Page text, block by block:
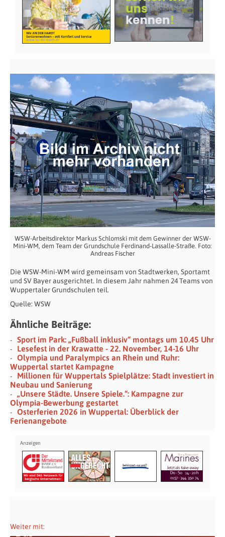
WSW-Arbeitsdirektor Markus Schlomski mit dem Gewinner der WSW-
Mini-WM, dem Team der Grundschule Ferdinand-Lassalle-Straße. Foto:
Andreas Fischer
Die WSW-Mini-WM wird gemeinsam von Stadtwerken, Sportamt
und SV Bayer ausgerichtet. In diesem Jahr nahmen 24 Teams von
Wuppertaler Grundschulen teil.
Quelle: WSW
Ähnliche Beiträge:
Sport im Park: „Fußball inklusiv“ montags um 10.45 Uhr
Lesefest in der Krawatte - 22. November, 14-16 Uhr
Olympia und Paralympics an Rhein und Ruhr:
Wuppertal startet Kampagne
Millionen für Wuppertals Spielplätze: Stadt investiert in
Neubau und Sanierung
„Unsere Städte. Unsere Spiele.“: Kampagne zur
Olympia-Bewerbung gestartet
Osterferien 2026 in Wuppertal: Überblick der
Ferienangebote
Weiter mit:
Das